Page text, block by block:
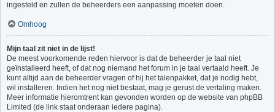
ingesteld en zullen de beheerders een aanpassing moeten doen.
Omhoog
Mijn taal zit niet in de lijst!
De meest voorkomende reden hiervoor is dat de beheerder je taal niet
geïnstalleerd heeft, of dat nog niemand het forum in je taal vertaald heeft. Je
kunt altijd aan de beheerder vragen of hij het talenpakket, dat je nodig hebt,
wil installeren. Indien het nog niet bestaat, mag je gerust de vertaling maken.
Meer informatie hieromtrent kan gevonden worden op de website van phpBB
Limited (de link staat onderaan iedere pagina).